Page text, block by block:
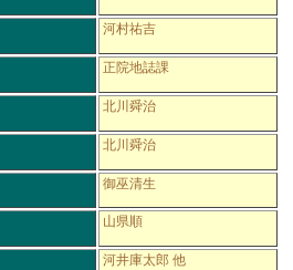
河村祐吉
正院地誌課
北川舜治
北川舜治
御巫清生
山県順
河井庫太郎 他